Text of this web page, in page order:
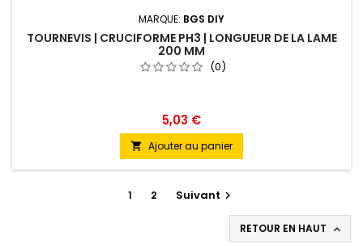
MARQUE: BGS DIY
TOURNEVIS | CRUCIFORME PH3 | LONGUEUR DE LA LAME
200 MM
(0)
5,03 €
 Ajouter au panier
1 2 Suivant 
RETOUR EN HAUT 